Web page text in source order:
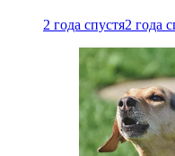
2 года спустя2 года